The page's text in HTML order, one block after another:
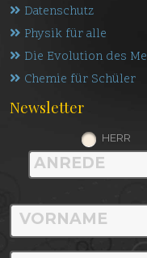
Datenschutz
Physik für alle
Die Evolution des
Chemie für Schüler
Newsletter
HERR